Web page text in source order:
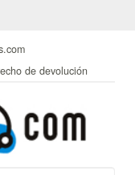
de devolución